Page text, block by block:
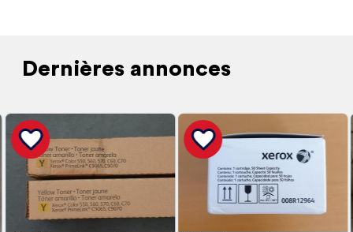
Dernières annonces